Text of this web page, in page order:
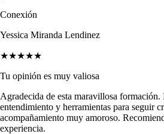
Conexión
Yessica Miranda Lendinez
★★★★★
Tu opinión es muy valiosa
Agradecida de esta maravillosa
entendimiento y herramientas para seguir
acompañamiento muy amoroso.
experiencia.